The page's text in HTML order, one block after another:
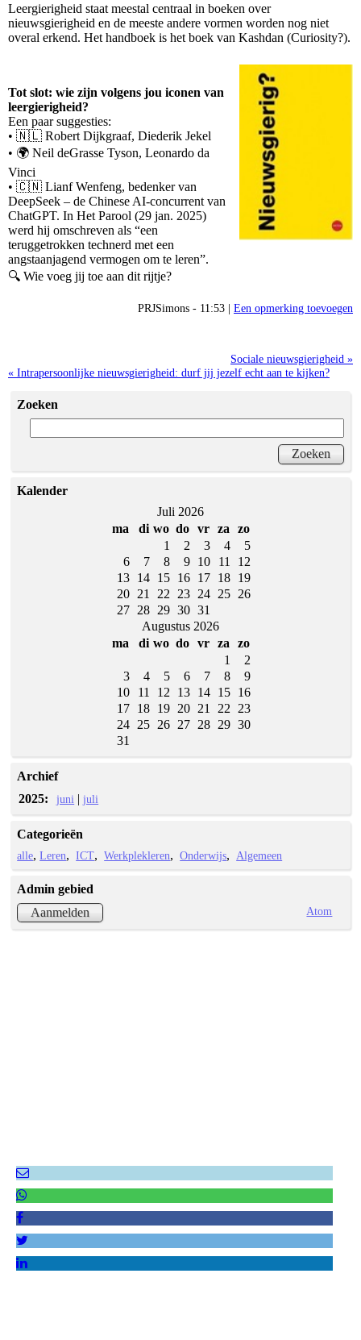
Leergierigheid staat meestal centraal in boeken over
nieuwsgierigheid en de meeste andere vormen worden nog niet
overal erkend. Het handboek is het boek van Kashdan (Curiosity?).
Tot slot: wie zijn volgens jou iconen van
leergierigheid?
Een paar suggesties:
• 🇳🇱 Robert Dijkgraaf, Diederik Jekel
• 🌍 Neil deGrasse Tyson, Leonardo da
Vinci
• 🇨🇳 Lianf Wenfeng, bedenker van
DeepSeek – de Chinese AI-concurrent van
ChatGPT. In Het Parool (29 jan. 2025)
werd hij omschreven als “een
teruggetrokken technerd met een
angstaanjagend vermogen om te leren”.
🔍 Wie voeg jij toe aan dit rijtje?
PRJSimons - 11:53 | Een opmerking toevoegen
Sociale nieuwsgierigheid »
« Intrapersoonlijke nieuwsgierigheid: durf jij jezelf echt aan te kijken?
Zoeken
Kalender
Juli 2026
ma
di wo do vr za
zo
1
2 3 4
5
6
7 8 9 10 11
12
13
14 15 16 17 18
19
20
21 22 23 24 25
26
27
28 29 30 31
Augustus 2026
ma
di wo do vr za
zo
1
2
3
4 5 6 7 8
9
10
11 12 13 14 15
16
17
18 19 20 21 22
23
24
25 26 27 28 29 30
31
Archief
2025:
juni |juli
Categorieën
alle Leren ICT Werkplekleren Onderwijs Algemeen
Admin gebied
Aanmelden
Atom